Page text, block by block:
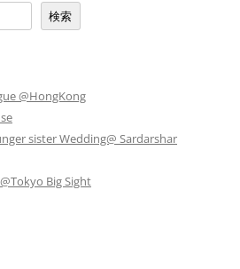
検索
@HongKong
sister Wedding@ Sardarshar
Big Sight